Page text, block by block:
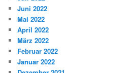
Juni 2022
Mai 2022
April 2022
März 2022
Februar 2022
Januar 2022